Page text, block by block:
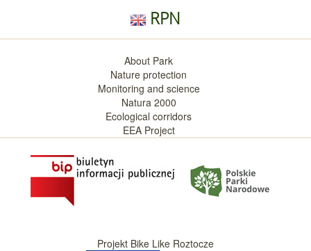
RPN
About Park
Nature protection
Monitoring and science
Natura 2000
Ecological corridors
EEA Project
Projekt Bike Like Roztocze